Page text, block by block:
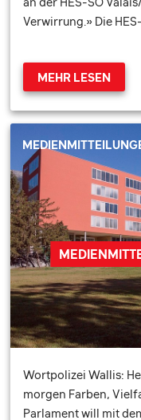
Verwirrung.» Die
MEHR LESEN
Wortpolizei Wallis:
morgen Farben,
Parlament will mit